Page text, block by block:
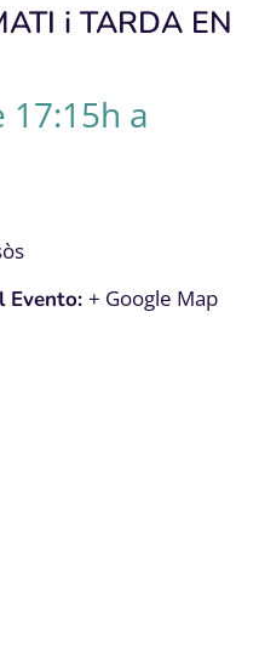
i TARDA EN
17:15h a
Evento:+ Google Map